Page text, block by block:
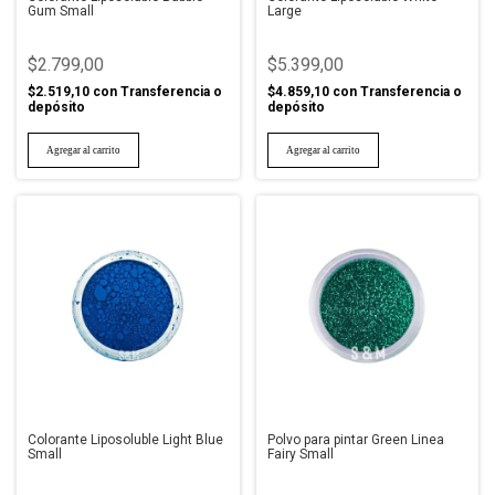
Gum Small
$2.799,00
$2.519,10 con Transferencia o
depósito
Large
$5.399,00
$4.859,10 con Transferencia o
depósito
Colorante Liposoluble Light Blue
Small
Polvo para pintar Green Linea
Fairy Small